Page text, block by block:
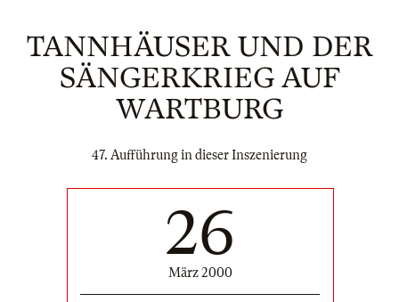
TANNHÄUSER UND DER
SÄNGERKRIEG AUF
WARTBURG
47. Aufführung in dieser Inszenierung
26
März 2000